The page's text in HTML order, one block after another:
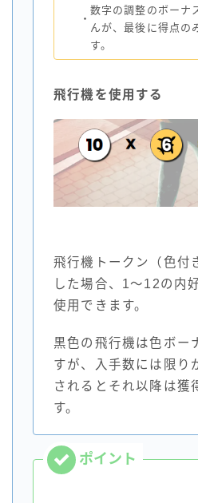
・
数字の調整のボーナ
んが、最後に得点の
す。
飛行機を使用する
飛行機トークン（色付
した場合、1～12の内
使用できます。
黒色の飛行機は色ボー
すが、入手数には限り
されるとそれ以降は獲
す。